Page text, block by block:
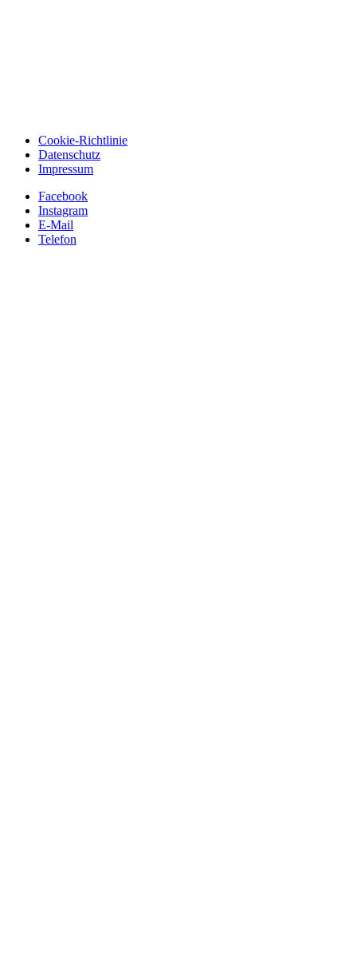
Cookie-Richtlinie
Datenschutz
Impressum
Facebook
Instagram
E-Mail
Telefon